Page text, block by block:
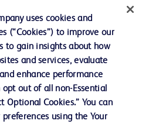
ー
uses cookies and
(“Cookies”) to improve our
to gain insights about how
and services, evaluate
enhance performance
out of all non-Essential
Optional Cookies.” You can
using the Your